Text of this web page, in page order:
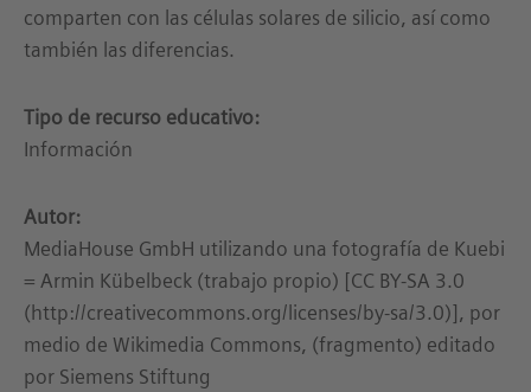
comparten con las células solares de silicio, así como
también las diferencias.
Tipo de recurso educativo:
Información
Autor:
MediaHouse GmbH utilizando una fotografía de Kuebi
= Armin Kübelbeck (trabajo propio) [CC BY-SA 3.0
(http://creativecommons.org/licenses/by-sa/3.0)], por
medio de Wikimedia Commons, (fragmento) editado
por Siemens Stiftung